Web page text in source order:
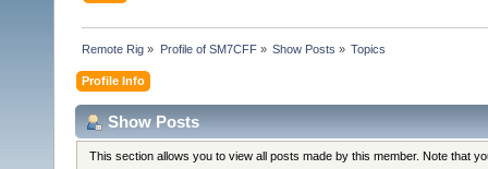
Remote Rig » Profile of SM7CFF» Show Posts » Topics
Profile Info
Show Posts
This section allows you to view all posts made by this member. Note that